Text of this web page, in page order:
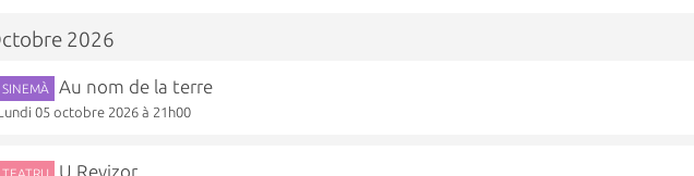
2026
SINEMÀ Au nom de la terre
05 octobre 2026 à 21h00
U Revizor